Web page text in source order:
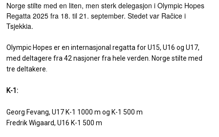
Norge stilte med en liten, men sterk delegasjon i Olympic Hopes
Regatta 2025 fra 18. til 21. september. Stedet var Račice i
Tsjekkia.
Olympic Hopes er en internasjonal regatta for U15, U16 og U17,
med deltagere fra 42 nasjoner fra hele verden. Norge stilte med
tre deltakere.
K-1:
Georg Fevang, U17 K-1 1000 m og K-1 500 m
Fredrik Wigaard, U16 K-1 500 m